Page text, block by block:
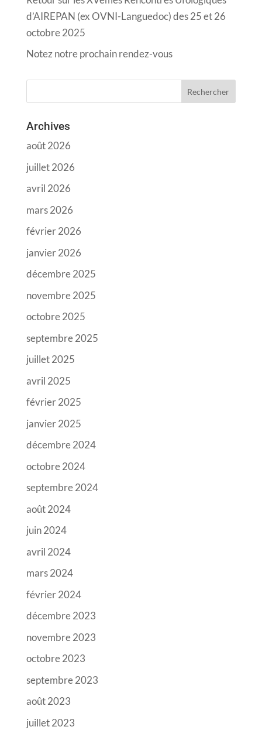
d’AIREPAN (ex OVNI-Languedoc) des 25 et 26
octobre 2025
Notez notre prochain rendez-vous
Archives
août 2026
juillet 2026
avril 2026
mars 2026
février 2026
janvier 2026
décembre 2025
novembre 2025
octobre 2025
septembre 2025
juillet 2025
avril 2025
février 2025
janvier 2025
décembre 2024
octobre 2024
septembre 2024
août 2024
juin 2024
avril 2024
mars 2024
février 2024
décembre 2023
novembre 2023
octobre 2023
septembre 2023
août 2023
juillet 2023